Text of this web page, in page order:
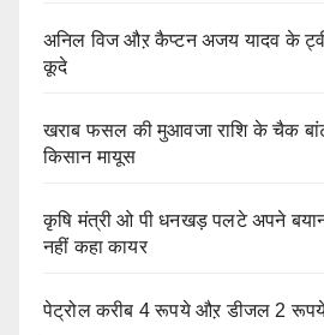
अनिल विज औऱ कैप्टन अजय यादव के
कूदे
खराब फसल की मुआवजा राशि के चैक
किसान मायूस
कृषि मंत्री ओ पी धनखड़ पलटे अपने
नहीं कहा कायर
पेट्रोल करीब 4 रूपये औऱ डीजल 2